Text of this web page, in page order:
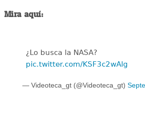
Mira aquí:
¿Lo busca la NASA?
pic.twitter.com/KSF3c2wAlg
— Videoteca_gt (@Videoteca_gt)